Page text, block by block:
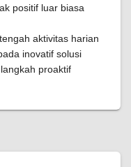
positif luar biasa
aktivitas harian
inovatif solusi
proaktif